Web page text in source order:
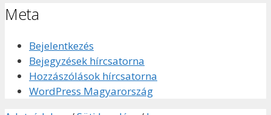
Meta
Bejelentkezés
Bejegyzések hírcsatorna
Hozzászólások hírcsatorna
WordPress Magyarország